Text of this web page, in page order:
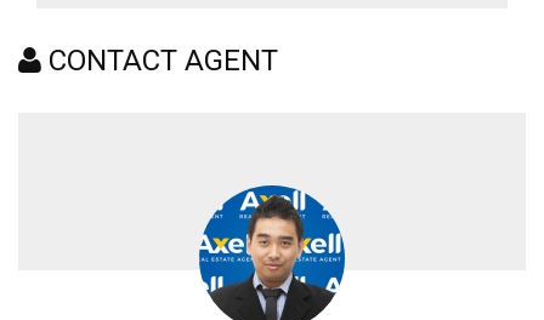
CONTACT AGENT